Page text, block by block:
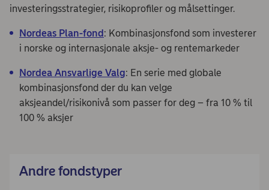
investeringsstrategier, risikoprofiler og målsettinger.
Nordeas Plan-fond: Kombinasjonsfond som investerer
i norske og internasjonale aksje- og rentemarkeder
Nordea Ansvarlige Valg: En serie med globale
kombinasjonsfond der du kan velge
aksjeandel/risikonivå som passer for deg – fra 10 % til
100 % aksjer
Andre fondstyper